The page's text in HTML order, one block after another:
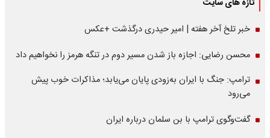
تازه های سایت
خبر تلخ آخر هفته | امیر حیدری درگذشت +عکس
محسن رضایی: اجازه باز شدن مسیر دوم در تنگه هرمز را نخواهیم داد
ترامپ: جنگ با ایران به‌زودی پایان می‌یابد؛ مذاکرات خوب پیش
می‌رود
گفت‌وگوی ترامپ با بن سلمان درباره ایران